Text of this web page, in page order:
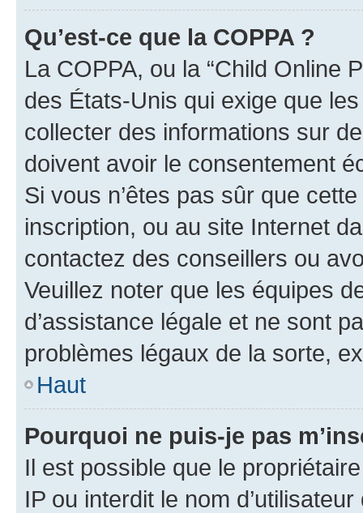
Qu’est-ce que la COPPA ?
La COPPA, ou la “Child Online
des États-Unis qui exige que
collecter des informations sur
doivent avoir le consentement
Si vous n’êtes pas sûr que
inscription, ou au site Internet
contactez des conseillers ou
Veuillez noter que les équipes
d’assistance légale et ne sont
problèmes légaux de la sorte,
Haut
Pourquoi ne puis-je pas
Il est possible que le
IP ou interdit le nom